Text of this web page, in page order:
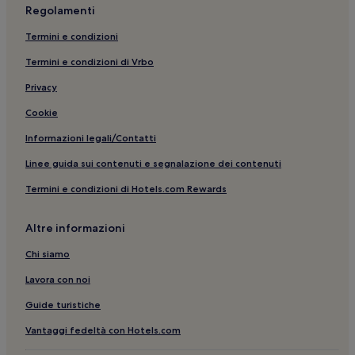
Marsiglia: hotel
Saint-Maximin-La-Sainte-Baume: B&B
Saint-André-D'embrun: hotel
Fréjus: hotel
Hyères: Hotel con parcheggio
Hyères: Appartamenti
Hyères: hotel a 3 stelle
Hyères: hotel a 4 stelle
Grimaud: hotel
Saint Tropez: hotel
Gorbio: hotel
Roussillon: Appartamenti
Entrecasteaux: hotel
Regolamenti
Termini e condizioni
Termini e condizioni di Vrbo
Privacy
Cookie
Informazioni legali/Contatti
Linee guida sui contenuti e segnalazione dei contenuti
Termini e condizioni di Hotels.com Rewards
Altre informazioni
Chi siamo
Lavora con noi
Guide turistiche
Vantaggi fedeltà con Hotels.com